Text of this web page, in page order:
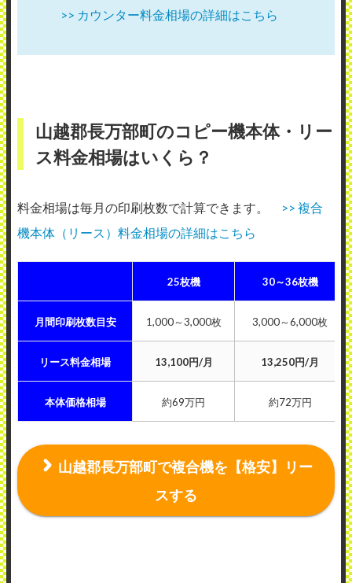
>> カウンター料金相場の詳細はこちら
山越郡長万部町のコピー機本体・リー
ス料金相場はいくら？
料金相場は毎月の印刷枚数で計算できます。
>> 複合
機本体（リース）料金相場の詳細はこちら
25枚機 30～36枚機
月間印刷枚数目安 1,000～3,000枚 3,000～6,000枚
リース料金相場 13,100円/月 13,250円/月
本体価格相場 約69万円 約72万円
山越郡長万部町で複合機を【格安】リー
スする